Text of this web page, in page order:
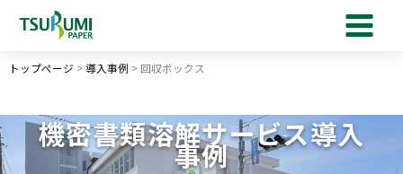
ス
ッ
プ
トップページ >導入事例 > 回収ボックス
機密書類溶解サービス導入
事例